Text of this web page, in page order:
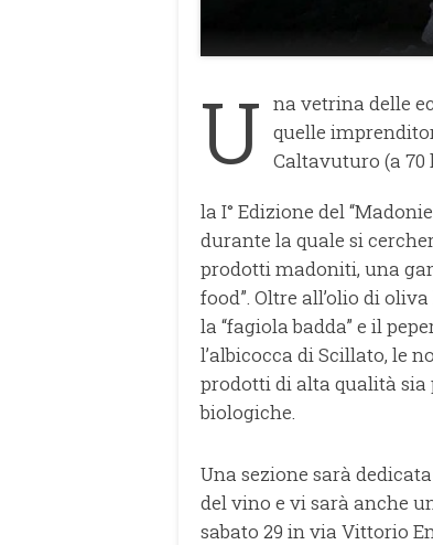
U na vetrina delle
quelle
Caltavuturo (a 70
la I° Edizione del
durante la quale si
prodotti madoniti, una
food”. Oltre all’olio di
la “fagiola badda” e il
l’albicocca di Scillato, le
prodotti di alta qualità
biologiche.
Una sezione sarà
del vino e vi sarà anche
sabato 29 in via Vittorio